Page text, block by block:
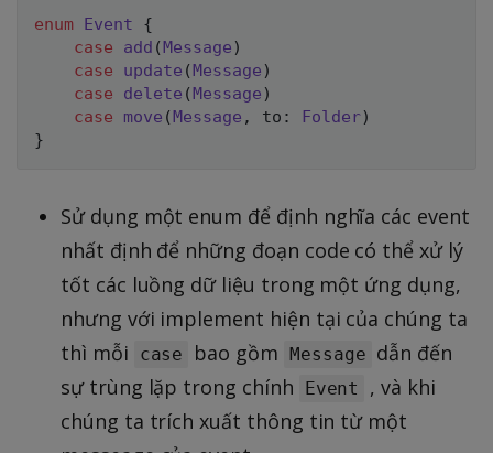
enum Event
{
case
add (Message )
case
update (Message )
case
delete (Message )
case
move (Message , to : Folder)
}
Sử dụng một enum để định nghĩa các event
nhất định để những đoạn code có thể xử lý
tốt các luồng dữ liệu trong một ứng dụng,
nhưng với implement hiện tại của chúng ta
thì mỗi
case bao gồm Message dẫn đến
sự trùng lặp trong chính
Event
, và khi
chúng ta trích xuất thông tin từ một